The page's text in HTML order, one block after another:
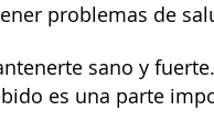
problemas de
sano y
es una parte